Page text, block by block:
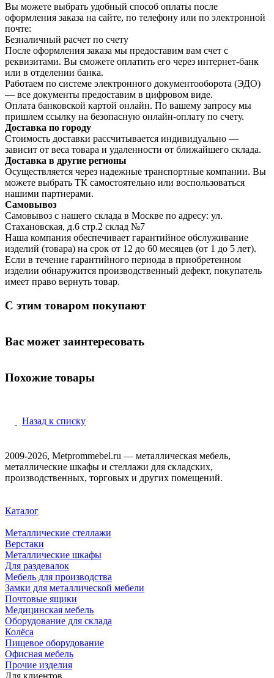
Вы можете выбрать удобный способ оплаты после
оформления заказа на сайте, по телефону или по электронной
почте:
Безналичный расчет по счету
После оформления заказа мы предоставим вам счет с
реквизитами. Вы сможете оплатить его через интернет-банк
или в отделении банка.
Работаем по системе электронного документооборота (ЭДО)
— все документы предоставим в цифровом виде.
Оплата банковской картой онлайн. По вашему запросу мы
пришлем ссылку на безопасную онлайн-оплату по счету.
Доставка по городу
Стоимость доставки рассчитывается индивидуально —
зависит от веса товара и удаленности от ближайшего склада.
Доставка в другие регионы
Осуществляется через надежные транспортные компании. Вы
можете выбрать ТК самостоятельно или воспользоваться
нашими партнерами.
Самовывоз
Самовывоз с нашего склада в Москве по адресу: ул.
Стахановская, д.6 стр.2 склад №7
Наша компания обеспечивает гарантийное обслуживание
изделий (товара) на срок от 12 до 60 месяцев (от 1 до 5 лет).
Если в течение гарантийного периода в приобретенном
изделии обнаружится производственный дефект, покупатель
имеет право вернуть товар.
С этим товаром покупают
Вас может заинтересовать
Похожие товары
Назад к списку
2009-2026, Metprommebel.ru — металлическая мебель,
металлические шкафы и стеллажи для складских,
производственных, торговых и других помещений.
Каталог
Металлические стеллажи
Верстаки
Металлические шкафы
Для раздевалок
Мебель для производства
Замки для металлической мебели
Почтовые ящики
Медицинская мебель
Оборудование для склада
Колёса
Пищевое оборудование
Офисная мебель
Прочие изделия